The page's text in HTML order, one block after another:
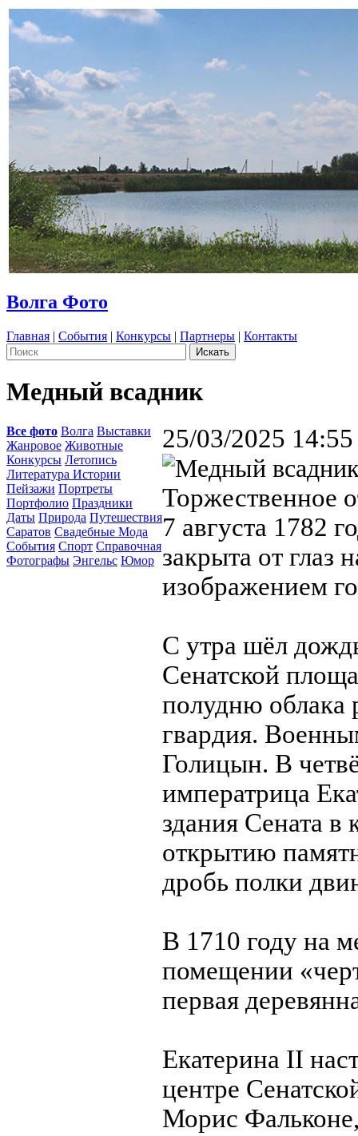
Волга Фото
Главная | События | Конкурсы | Партнеры | Контакты
Медный всадник
Все фото Волга Выставки
Жанровое Животные
Конкурсы Летопись
Литература Истории
Пейзажи Портреты
Портфолио Праздники
Даты Природа Путешествия
Саратов Свадебные Мода
События Спорт Справочная
Фотографы Энгельс Юмор
25/03/2025 14:55
Торжественное
7 августа 1782
закрыта от глаз
изображением
С утра шёл
Сенатской
полудню облака
гвардия.
Голицын. В
императрица
здания Сената в
открытию
дробь полки
В 1710 году на
помещении
первая
Екатерина II
центре
Морис